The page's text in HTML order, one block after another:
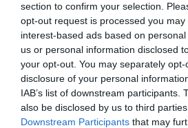
section to confirm your selection.
opt-out request is processed you may
interest-based ads based on
us or personal information disclosed
your opt-out. You may separately
disclosure of your personal
IAB’s list of downstream participants.
also be disclosed by us to third
Downstream Participants that may
Añadir2Playbookcomo
de forma gratuita
Mantente informado con las últimas
Compartir